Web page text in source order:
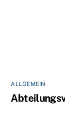
ALLGEMEIN